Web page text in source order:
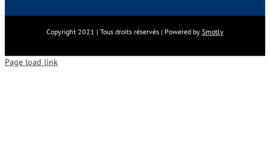
Copyright 2021 | Tous droits réservés | Powered by Smotly
Page load link